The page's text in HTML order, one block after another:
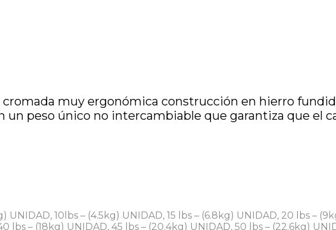
muy ergonómica construcción en hierro
un peso único no intercambiable que garantiza que el
UNIDAD, 10lbs – (4.5kg) UNIDAD, 15 lbs – (6.8kg) UNIDAD, 20 lbs –
lbs – (18kg) UNIDAD, 45 lbs – (20.4kg) UNIDAD, 50 lbs – (22.6kg)